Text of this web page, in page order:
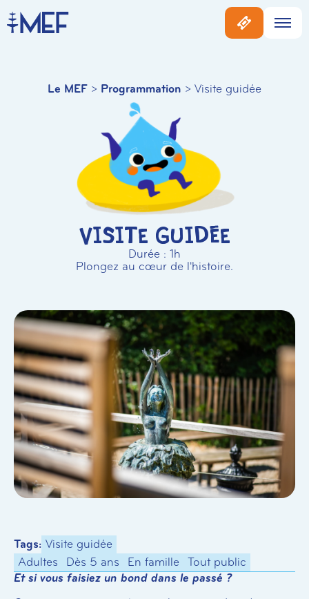
Le MEF > Programmation > Visite guidée
Visite guidée
Durée : 1h
Plongez au cœur de l'histoire.
Tags: Visite guidée
Adultes
Dès 5 ans En famille Tout public
Et si vous faisiez un bond dans le passé ?